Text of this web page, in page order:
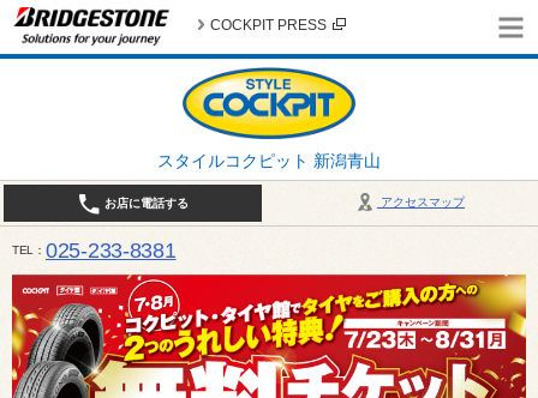
スタイルコクピット 新潟青山
COCKPIT PRESS
アクセスマップ
お店に電話する
TEL 025-233-8381
営業時間は10:00～18:30 作業、商談受付は10:00〜18:00です。 / 定休日：2026年 8月のお休み
（日曜日）、19日（水曜日）26日（水曜日）